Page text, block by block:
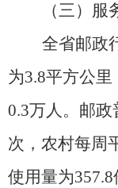
（三）服
全省邮政
为3.8平方公里
0.3万人。邮政
次，农村每周
使用量为357.8